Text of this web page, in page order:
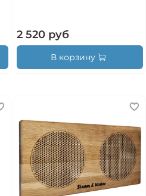
2 520 руб
В корзину